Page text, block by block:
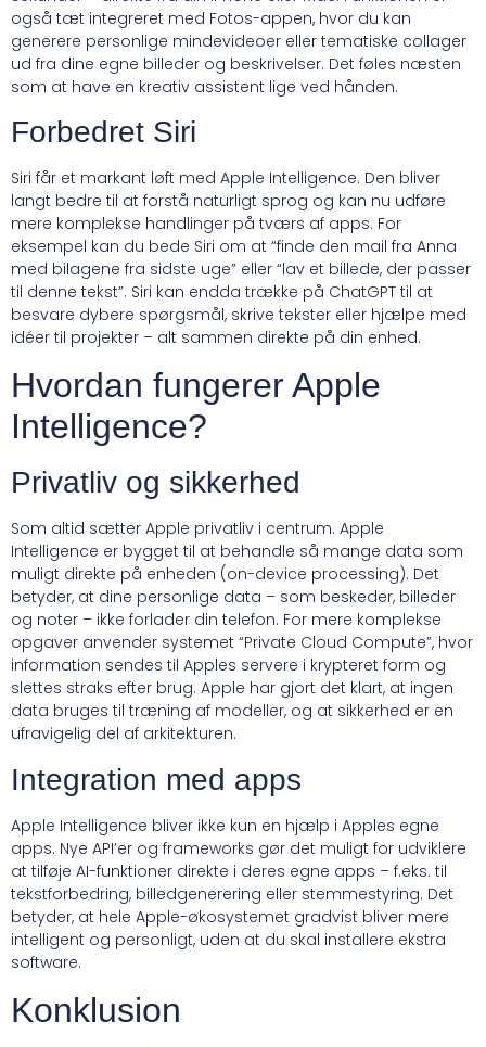
også tæt integreret med Fotos-appen, hvor du kan
generere personlige mindevideoer eller tematiske collager
ud fra dine egne billeder og beskrivelser. Det føles næsten
som at have en kreativ assistent lige ved hånden.
Forbedret Siri
Siri får et markant løft med Apple Intelligence. Den bliver
langt bedre til at forstå naturligt sprog og kan nu udføre
mere komplekse handlinger på tværs af apps. For
eksempel kan du bede Siri om at “finde den mail fra Anna
med bilagene fra sidste uge” eller “lav et billede, der passer
til denne tekst”. Siri kan endda trække på ChatGPT til at
besvare dybere spørgsmål, skrive tekster eller hjælpe med
idéer til projekter – alt sammen direkte på din enhed.
Hvordan fungerer Apple
Intelligence?
Privatliv og sikkerhed
Som altid sætter Apple privatliv i centrum. Apple
Intelligence er bygget til at behandle så mange data som
muligt direkte på enheden (on-device processing). Det
betyder, at dine personlige data – som beskeder, billeder
og noter – ikke forlader din telefon. For mere komplekse
opgaver anvender systemet “Private Cloud Compute”, hvor
information sendes til Apples servere i krypteret form og
slettes straks efter brug. Apple har gjort det klart, at ingen
data bruges til træning af modeller, og at sikkerhed er en
ufravigelig del af arkitekturen.
Integration med apps
Apple Intelligence bliver ikke kun en hjælp i Apples egne
apps. Nye API’er og frameworks gør det muligt for udviklere
at tilføje AI-funktioner direkte i deres egne apps – f.eks. til
tekstforbedring, billedgenerering eller stemmestyring. Det
betyder, at hele Apple-økosystemet gradvist bliver mere
intelligent og personligt, uden at du skal installere ekstra
software.
Konklusion